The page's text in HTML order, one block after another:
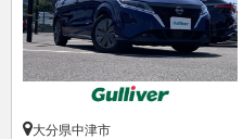
大分県中津市